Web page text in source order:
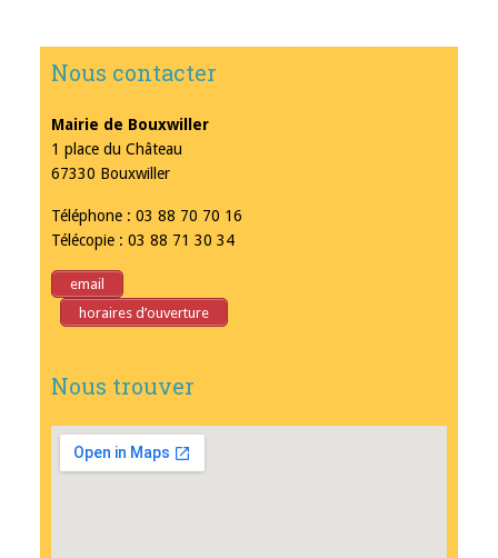
Nous contacter
Mairie de Bouxwiller
1 place du Château
67330 Bouxwiller
Téléphone : 03 88 70 70 16
Télécopie : 03 88 71 30 34
email
horaires d’ouverture
Nous trouver